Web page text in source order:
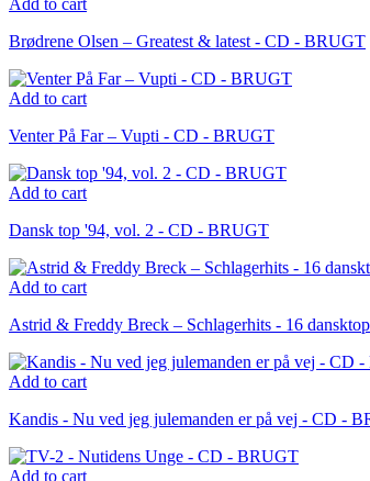
Brødrene Olsen – Greatest & latest - CD - BRUGT
Add to cart
Venter På Far – Vupti - CD - BRUGT
Add to cart
Dansk top '94, vol. 2 - CD - BRUGT
Add to cart
Astrid & Freddy Breck – Schlagerhits - 16
Add to cart
Kandis - Nu ved jeg julemanden er på vej - CD -
Add to cart